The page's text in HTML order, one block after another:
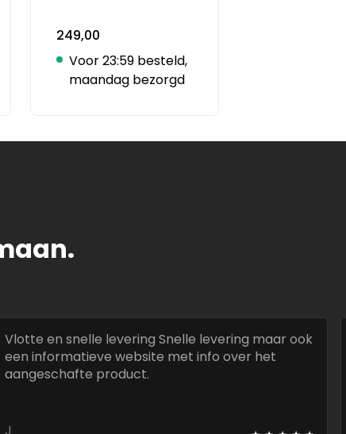
249,00
Voor 23:59 besteld,
maandag bezorgd
Vlotte en snelle levering Snelle levering maar ook
een informatieve website met info over het
aangeschafte product.
J